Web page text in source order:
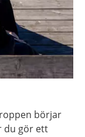
börjar
du gör ett